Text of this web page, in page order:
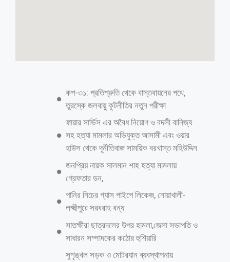
কপ-৩১: প্রতিশ্রুতি থেকে বাস্তবায়নের পথে,
তুরস্কে জলবায়ু কূটনীতির নতুন পরীক্ষা
ফায়ার সার্ভিস এর অবৈধ নিয়োগ ও বদলী বানিজ্য
সহ হত্যা মামলার অভিযুক্ত আসামী এবং ওয়ার
হাউস থেকে দূর্নীতিবাজ সাময়িক বরখাস্ত মহিউদ্দিন
জনপ্রিয় নায়ক সালমান শাহ হত্যা মামলায়
গ্রেফতার ডন,
পানির নিচের গ্যাস পাইপে লিকেজ, নোয়াখালী-
লক্ষ্মীপুরে সরবরাহ বন্ধ
সাতক্ষীরা ছাত্রদলের উপর হামলা,জেলা সভাপতি ও
সাধারন সম্পাদকের কঠোর হুশিয়ারি
‎সুশৃঙ্খল সড়ক ও মোটরযান ব্যবস্থাপনায়